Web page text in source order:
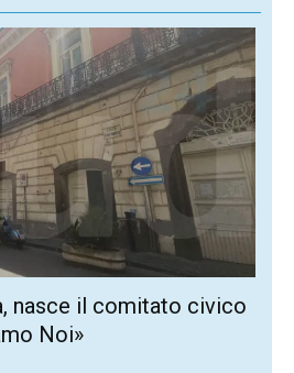
nasce il comitato civico
Noi»